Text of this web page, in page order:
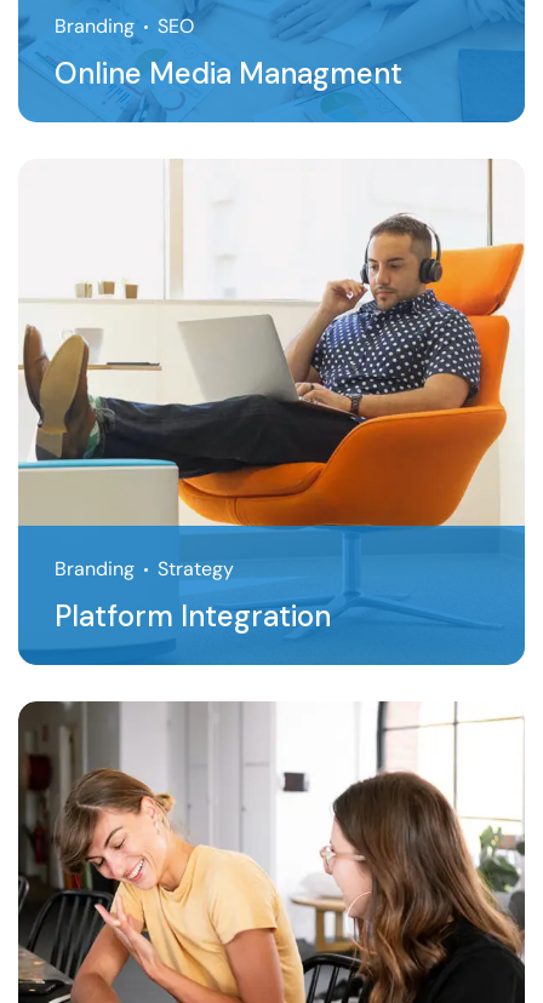
Branding SEO
Online Media Managment
Branding Strategy
Platform Integration